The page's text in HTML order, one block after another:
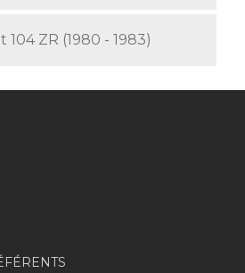
104 ZR (1980 - 1983)